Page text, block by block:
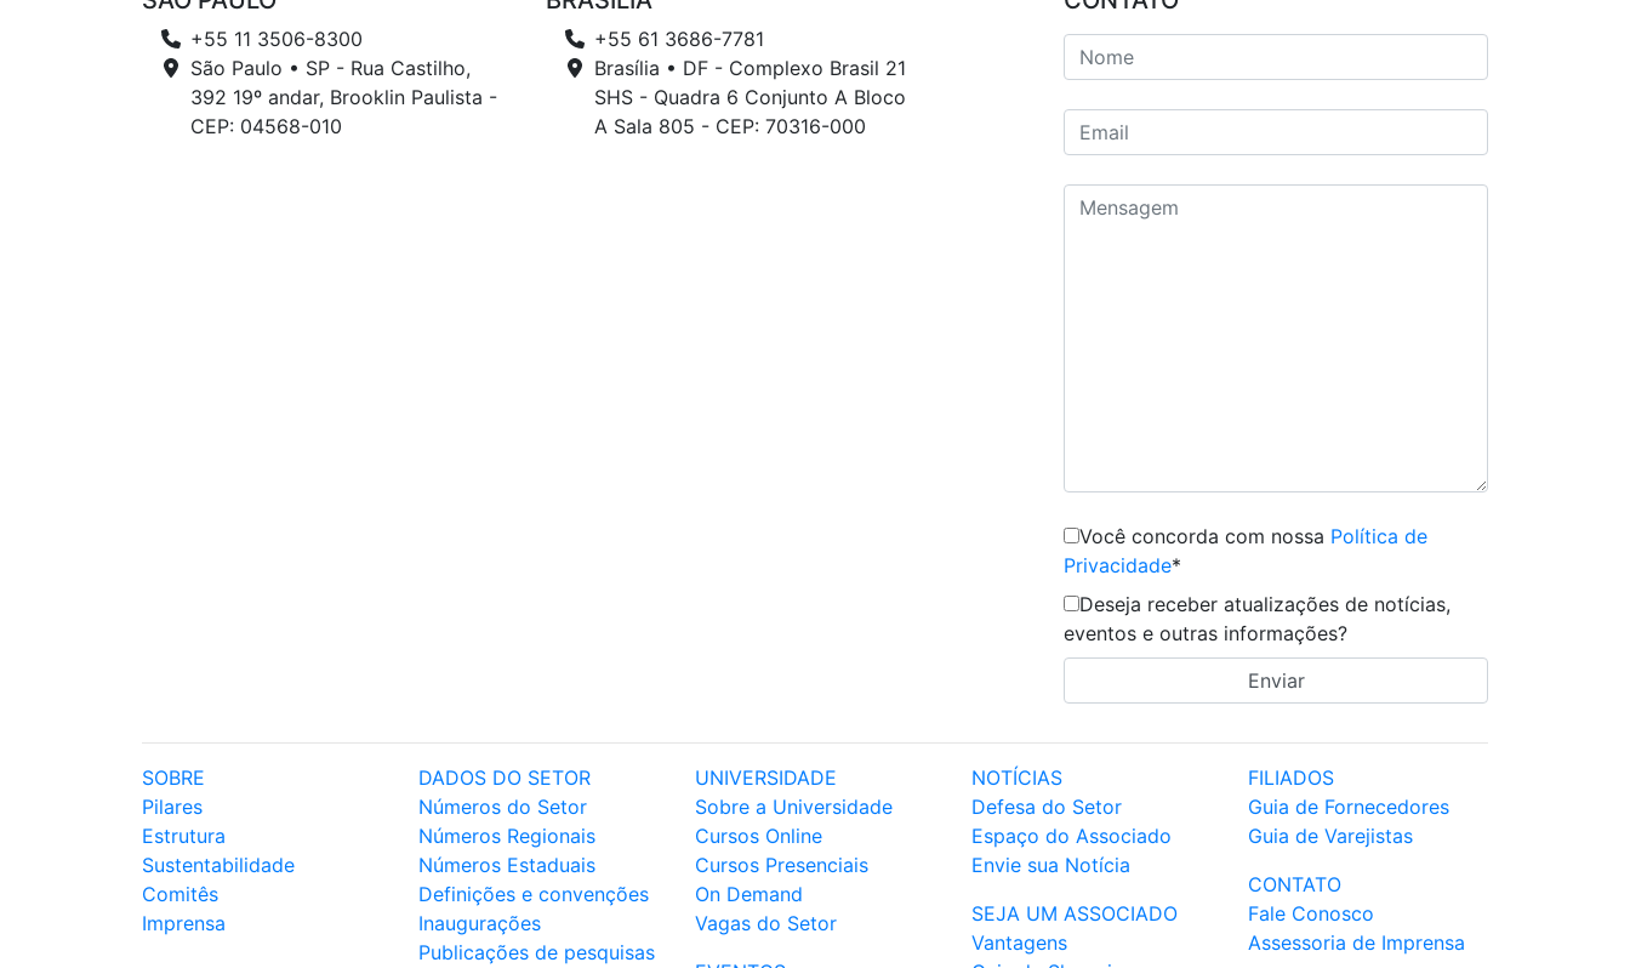
+55 11 3506-8300
São Paulo • SP - Rua Castilho,
392 19º andar, Brooklin Paulista -
CEP: 04568-010
+55 61 3686-7781
Brasília • DF - Complexo Brasil 21
SHS - Quadra 6 Conjunto A Bloco
A Sala 805 - CEP: 70316-000
Você concorda com nossa Política de
Privacidade*
Deseja receber atualizações de notícias,
eventos e outras informações?
SOBRE
Pilares
Estrutura
Sustentabilidade
Comitês
Imprensa
DADOS DO SETOR
Números do Setor
Números Regionais
Números Estaduais
Definições e convenções
Inaugurações
Publicações de pesquisas
UNIVERSIDADE
Sobre a Universidade
Cursos Online
Cursos Presenciais
On Demand
Vagas do Setor
NOTÍCIAS
Defesa do Setor
Espaço do Associado
Envie sua Notícia
SEJA UM ASSOCIADO
Vantagens
FILIADOS
Guia de Fornecedores
Guia de Varejistas
CONTATO
Fale Conosco
Assessoria de Imprensa